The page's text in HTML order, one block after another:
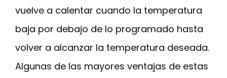
vuelve a calentar cuando la temperatura
baja por debajo de lo programado hasta
volver a alcanzar la temperatura deseada.
Algunas de las mayores ventajas de estas